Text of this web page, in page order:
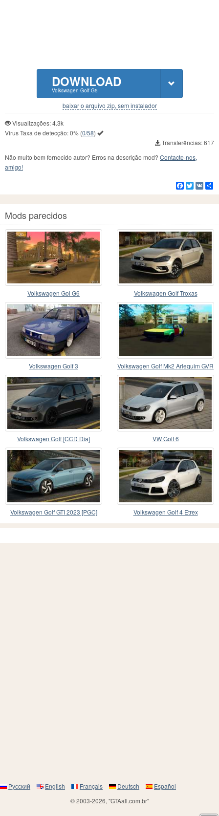
DOWNLOAD
Volkswagen Golf G5
baixar o arquivo zip, sem instalador
Visualizações: 4.3k
Virus Taxa de detecção:0% (0/58)
Transferências: 617
Não muito bem fornecido autor? Erros na descrição mod? Contacte-nos,
amigo!
Facebook
Twitter
VK
Mods parecidos
Volkswagen Gol G6 Volkswagen Golf Troxas
Volkswagen Golf 3 Volkswagen Golf Mk2 Arlequim GVR
Volkswagen Golf [CCD Dia] VW Golf 6
Volkswagen Golf GTI 2023 [PGC] Volkswagen Golf 4 Etrex
Русский English Français Deutsch
Español
© 2003-2026, "GTAall.com.br"